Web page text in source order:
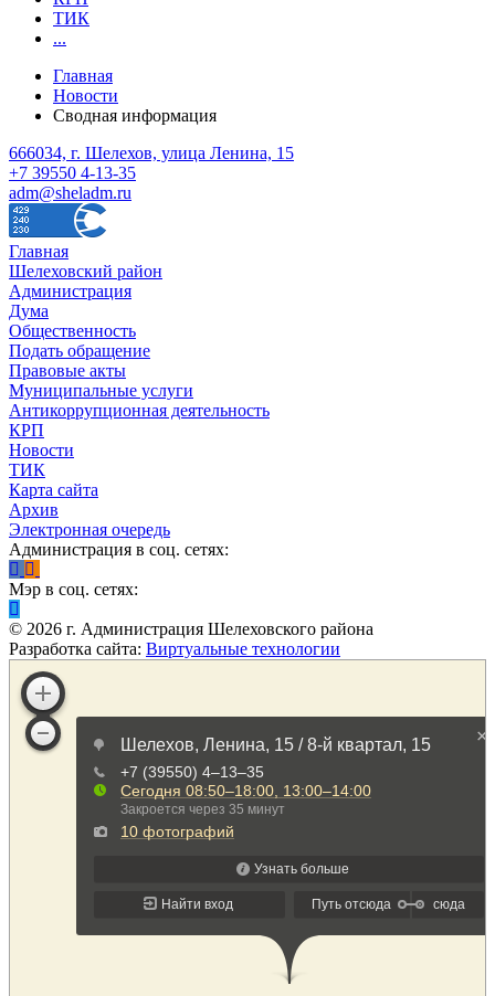
ТИК
...
Главная
Новости
Сводная информация
666034, г. Шелехов, улица Ленина, 15
+7 39550 4-13-35
adm@sheladm.ru
Главная
Шелеховский район
Администрация
Дума
Общественность
Подать обращение
Правовые акты
Муниципальные услуги
Антикоррупционная деятельность
КРП
Новости
ТИК
Карта сайта
Архив
Электронная очередь
Администрация в соц. сетях:
Мэр в соц. сетях:
© 2026 г. Администрация Шелеховского района
Разработка сайта: Виртуальные технологии